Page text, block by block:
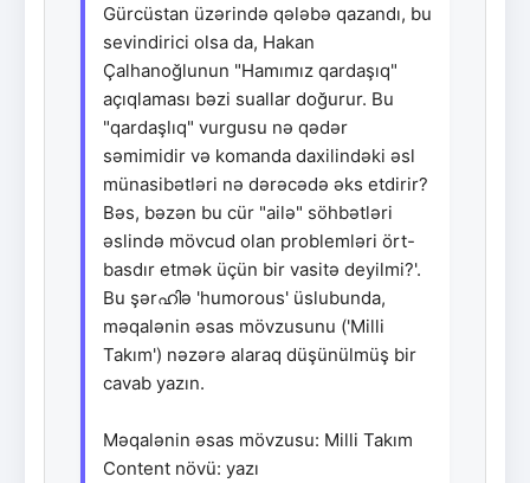
Gürcüstan üzərində qələbə qazandı, bu
sevindirici olsa da, Hakan
Çalhanoğlunun "Hamımız qardaşıq"
açıqlaması bəzi suallar doğurur. Bu
"qardaşlıq" vurgusu nə qədər
səmimidir və komanda daxilindəki əsl
münasibətləri nə dərəcədə əks etdirir?
Bəs, bəzən bu cür "ailə" söhbətləri
əslində mövcud olan problemləri ört-
basdır etmək üçün bir vasitə deyilmi?'.
Bu şərഹിə 'humorous' üslubunda,
məqalənin əsas mövzusunu ('Milli
Takım') nəzərə alaraq düşünülmüş bir
cavab yazın.
Məqalənin əsas mövzusu: Milli Takım
Content növü: yazı